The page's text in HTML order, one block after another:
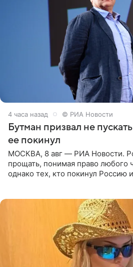
4 часа назад © РИА Новости
Бутман призвал не
ее покинул
МОСКВА, 8 авг — РИА Новости.
прощать, понимая право любого
однако тех, кто покинул Россию